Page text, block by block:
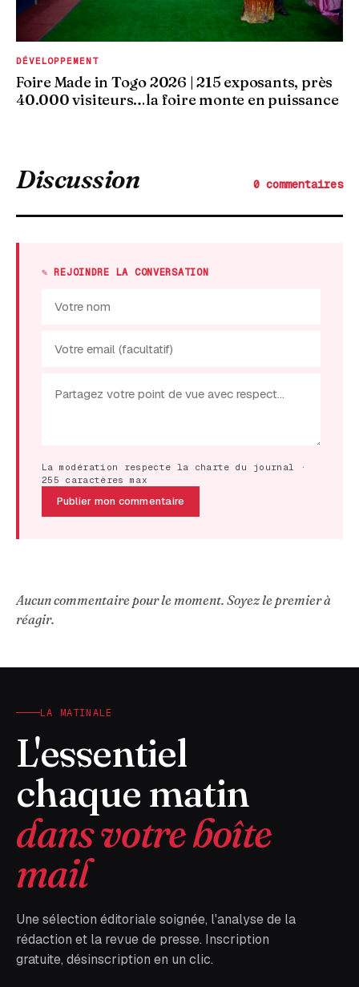
DÉVELOPPEMENT
Foire Made in Togo 2026 | 215 exposants, près
40.000 visiteurs…la foire monte en puissance
Discussion 0 commentaires
✎ REJOINDRE LA CONVERSATION
La modération respecte la charte du journal ·
255 caractères max
Publier mon commentaire
Aucun commentaire pour le moment. Soyez le premier à
réagir.
LA MATINALE
L'essentiel
chaque matin
dans votre boîte
mail
Une sélection éditoriale soignée, l'analyse de la
rédaction et la revue de presse. Inscription
gratuite, désinscription en un clic.